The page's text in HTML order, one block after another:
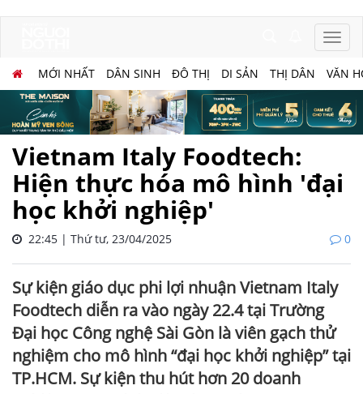
MỚI NHẤT DÂN SINH ĐÔ THỊ DI SẢN THỊ DÂN VĂN
Vietnam Italy Foodtech:
Hiện thực hóa mô hình 'đại
học khởi nghiệp'
22:45 | Thứ tư, 23/04/2025 0
Sự kiện giáo dục phi lợi nhuận Vietnam Italy
Foodtech diễn ra vào ngày 22.4 tại Trường
Đại học Công nghệ Sài Gòn là viên gạch thử
nghiệm cho mô hình “đại học khởi nghiệp” tại
TP.HCM. Sự kiện thu hút hơn 20 doanh